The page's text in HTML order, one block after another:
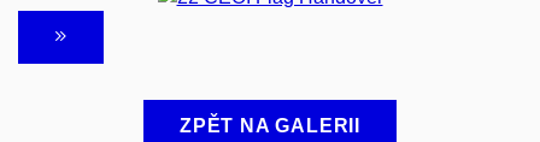
ZPĚT NA GALERII